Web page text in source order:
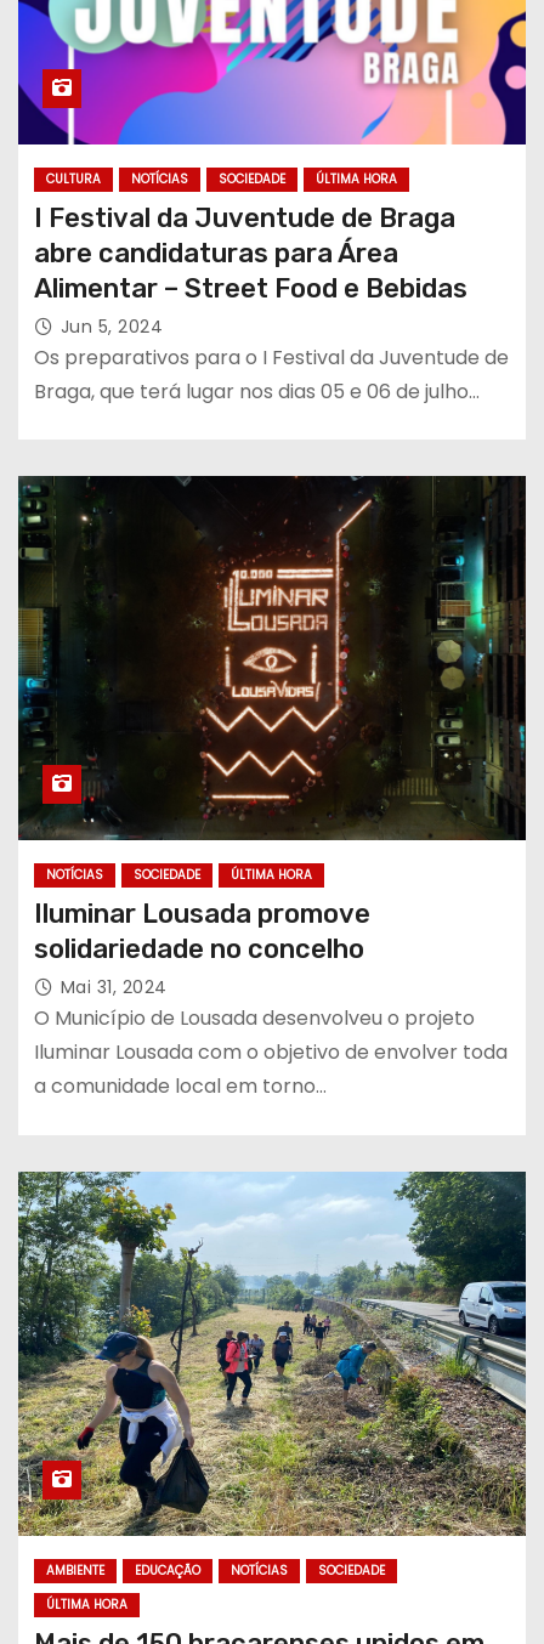
CULTURA NOTÍCIAS SOCIEDADE ÚLTIMA HORA
I Festival da Juventude de Braga
abre candidaturas para Área
Alimentar – Street Food e Bebidas
Jun 5, 2024
Os preparativos para o I Festival da Juventude de
Braga, que terá lugar nos dias 05 e 06 de julho…
NOTÍCIAS SOCIEDADE ÚLTIMA HORA
Iluminar Lousada promove
solidariedade no concelho
Mai 31, 2024
O Município de Lousada desenvolveu o projeto
Iluminar Lousada com o objetivo de envolver toda
a comunidade local em torno…
AMBIENTE EDUCAÇÃO NOTÍCIAS
SOCIEDADE
ÚLTIMA HORA